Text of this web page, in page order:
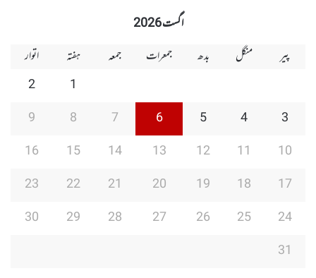
اگست 2026
پیر
منگل بدھ جمعرات جمعہ ہفتہ
اتوار
1
2
3
4
5
6
7
8
9
10
11
12
13
14
15
16
17
18
19
20
21
22
23
24
25
26
27
28
29
30
31